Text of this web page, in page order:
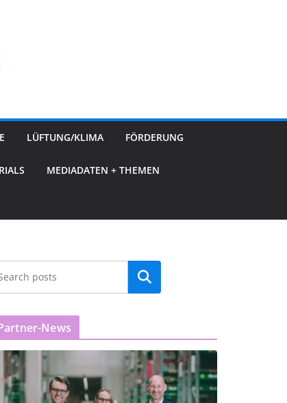
LÜFTUNG/KLIMA FÖRDERUNG
MEDIADATEN + THEMEN
News